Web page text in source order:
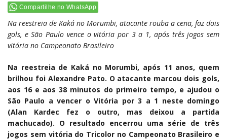
Compartilhe no WhatsApp
Na reestreia de Kaká no Morumbi, atacante rouba a cena, faz dois
gols, e São Paulo vence o vitória por 3 a 1, após três jogos sem
vitória no Campeonato Brasileiro
Na reestreia de Kaká no Morumbi, após 11 anos, quem
brilhou foi Alexandre Pato. O atacante marcou dois gols,
aos 16 e aos 38 minutos do primeiro tempo, e ajudou o
São Paulo a vencer o Vitória por 3 a 1 neste domingo
(Alan Kardec fez o outro, mas deixou a partida
machucado). O resultado encerrou uma série de três
jogos sem vitória do Tricolor no Campeonato Brasileiro e